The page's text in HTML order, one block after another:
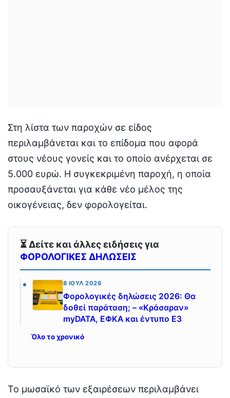
Στη λίστα των παροχών σε είδος
περιλαμβάνεται και το επίδομα που αφορά
στους νέους γονείς και το οποίο ανέρχεται σε
5.000 ευρώ. Η συγκεκριμένη παροχή, η οποία
προσαυξάνεται για κάθε νέο μέλος της
οικογένειας, δεν φορολογείται.
⏳ Δείτε και άλλες ειδήσεις για
ΦΟΡΟΛΟΓΙΚΕΣ ΔΗΛΩΣΕΙΣ
8 ΙΟΎΛ 2026
Φορολογικές δηλώσεις 2026: Θα
δοθεί παράταση; – «Κράσαραν»
myDATA, ΕΦΚΑ και έντυπο Ε3
Όλο το χρονικό
Το μωσαϊκό των εξαιρέσεων περιλαμβάνει